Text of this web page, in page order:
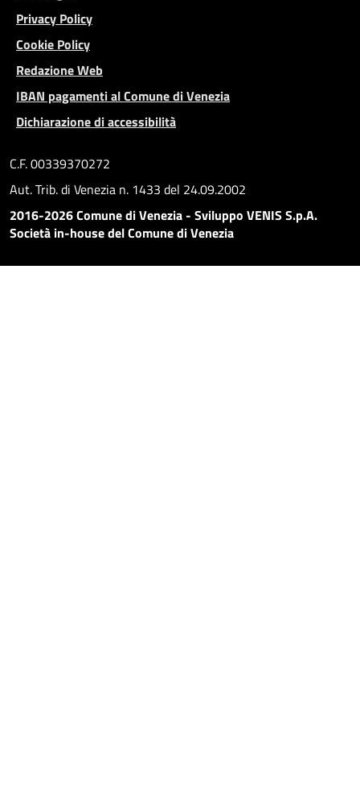
Privacy Policy
Cookie Policy
Redazione Web
IBAN pagamenti al Comune di Venezia
Dichiarazione di accessibilità
C.F. 00339370272
Aut. Trib. di Venezia n. 1433 del 24.09.2002
2016-2026 Comune di Venezia - Sviluppo VENIS S.p.A.
Società in-house del Comune di Venezia